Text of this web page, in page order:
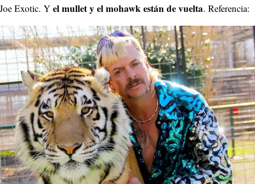
Exotic. Y el mullet y el mohawk están de vuelta. Referencia: